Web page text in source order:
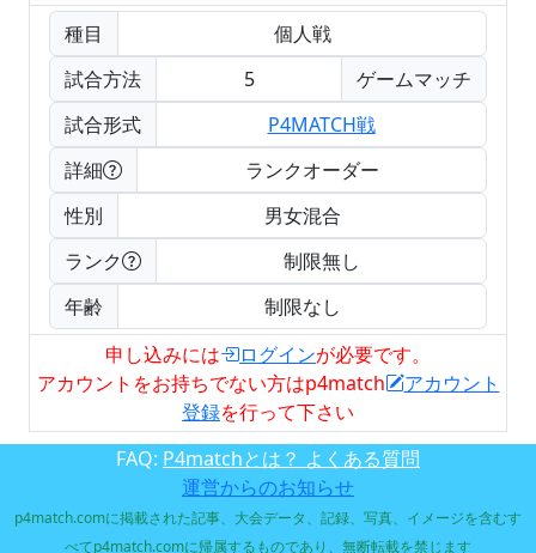
種目
個人戦
試合方法
5
ゲームマッチ
試合形式
P4MATCH戦
詳細
ランクオーダー
性別
男女混合
ランク
制限無し
年齢
制限なし
申し込みには
ログインが必要です。
アカウントをお持ちでない方はp4match
アカウント
登録を行って下さい
FAQ: P4matchとは？ よくある質問
運営からのお知らせ
p4match.comに掲載された記事、大会データ、記録、写真、イメージを含むす
べてp4match.comに帰属するものであり、無断転載を禁じます